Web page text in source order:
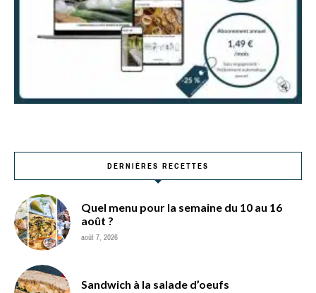
DERNIÈRES RECETTES
Quel menu pour la semaine du 10 au 16
août ?
août 7, 2026
Sandwich à la salade d’oeufs